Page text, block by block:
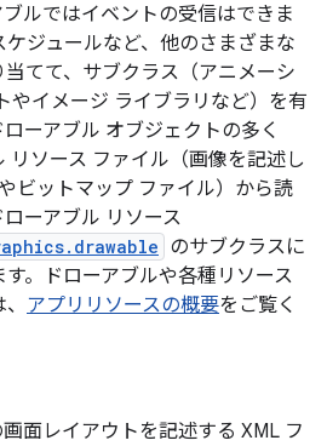
ルではイベントの受信はできま
ジュールなど、他のさまざまな
当てて、サブクラス（アニメーシ
やイメージ ライブラリなど）を有
ーアブル オブジェクトの多く
リソース ファイル（画像を記述し
ビットマップ ファイル）から読
ーアブル リソース
のサブクラスに
。ドローアブルや各種リソース
アプリリソースの概要をご覧く
面レイアウトを記述する XML フ